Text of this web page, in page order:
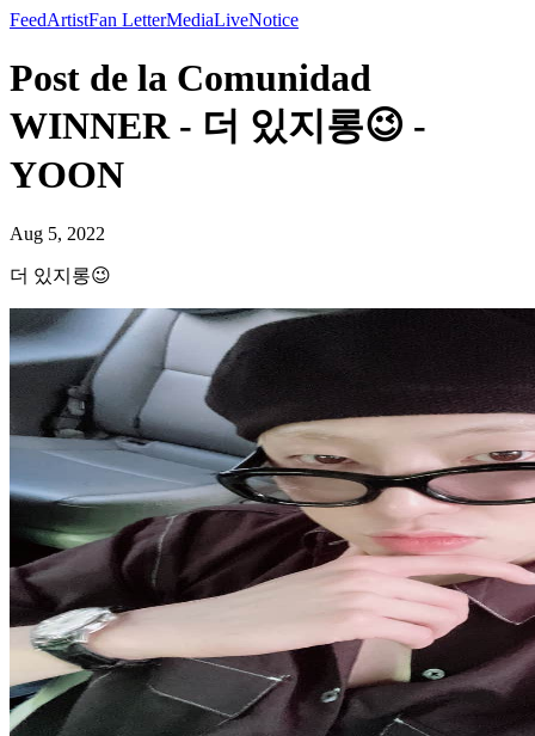
FeedArtistFan LetterMediaLiveNotice
Post de la Comunidad
WINNER - 더 있지롱😉 -
YOON
Aug 5, 2022
더 있지롱😉